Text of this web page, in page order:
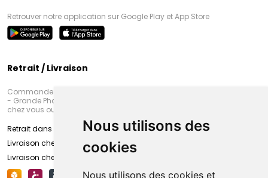
Nous utilisons des
cookies
Nous utilisons des cookies et
Retrouver notre application sur Google Play et App Store
Retrait / Livraison
Commandez en ligne et venez chercher votre commande à Amiens
- Grande Pharmacie d’Amiens (Fachon) ou recevez-là rapidement
chez vous ou en point retrait
Retrait dans la pharmacie d’Amiens
Livraison chez vous
Livraison chez votre commerçant